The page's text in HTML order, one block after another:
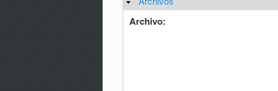
Archivo: